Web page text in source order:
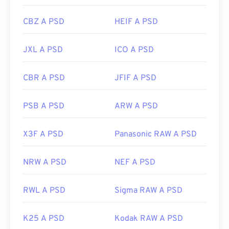
Sviluppato da:
Adobe Inc.
Link utili:
CBZ A PSD HEIF A PSD
JXL A PSD ICO A PSD
CBR A PSD JFIF A PSD
PSB A PSD ARW A PSD
X3F A PSD Panasonic RAW A PSD
NRW A PSD NEF A PSD
RWL A PSD Sigma RAW A PSD
K25 A PSD Kodak RAW A PSD